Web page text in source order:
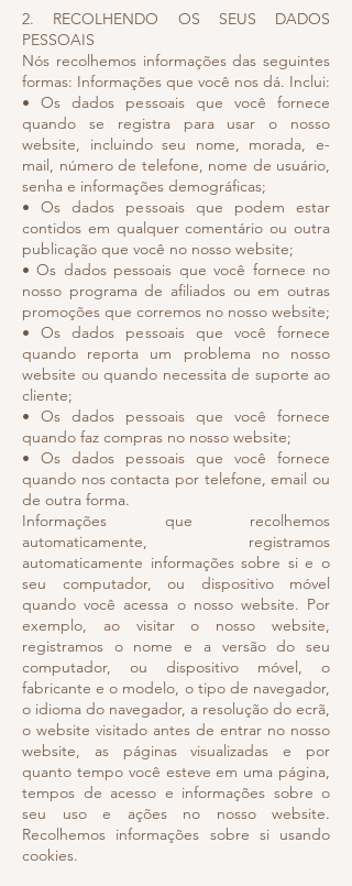
2. RECOLHENDO OS SEUS DADOS
PESSOAIS
Nós recolhemos informações das seguintes
formas: Informações que você nos dá. Inclui:
• Os dados pessoais que você fornece
quando se registra para usar o nosso
website, incluindo seu nome, morada, e-
mail, número de telefone, nome de usuário,
senha e informações demográficas;
• Os dados pessoais que podem estar
contidos em qualquer comentário ou outra
publicação que você no nosso website;
• Os dados pessoais que você fornece no
nosso programa de afiliados ou em outras
promoções que corremos no nosso website;
• Os dados pessoais que você fornece
quando reporta um problema no nosso
website ou quando necessita de suporte ao
cliente;
• Os dados pessoais que você fornece
quando faz compras no nosso website;
• Os dados pessoais que você fornece
quando nos contacta por telefone, email ou
de outra forma.
Informações que recolhemos
automaticamente, registramos
automaticamente informações sobre si e o
seu computador, ou dispositivo móvel
quando você acessa o nosso website. Por
exemplo, ao visitar o nosso website,
registramos o nome e a versão do seu
computador, ou dispositivo móvel, o
fabricante e o modelo, o tipo de navegador,
o idioma do navegador, a resolução do ecrã,
o website visitado antes de entrar no nosso
website, as páginas visualizadas e por
quanto tempo você esteve em uma página,
tempos de acesso e informações sobre o
seu uso e ações no nosso website.
Recolhemos informações sobre si usando
cookies.